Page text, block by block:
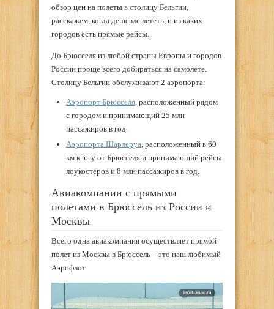
обзор цен на полеты в столицу Бельгии,
расскажем, когда дешевле лететь, и из каких
городов есть прямые рейсы.
До Брюсселя из любой страны Европы и городов
России проще всего добираться на самолете.
Столицу Бельгии обслуживают 2 аэропорта:
Аэропорт Брюсселя, расположенный рядом
с городом и принимающий 25 млн
пассажиров в год.
Аэропорта Шарлеруа , расположенный в 60
км к югу от Брюсселя и принимающий рейсы
лоукостеров и 8 млн пассажиров в год.
Авиакомпании с прямыми
полетами в Брюссель из России и
Москвы
Всего одна авиакомпания осуществляет прямой
полет из Москвы в Брюссель – это наш любимый
Аэрофлот.